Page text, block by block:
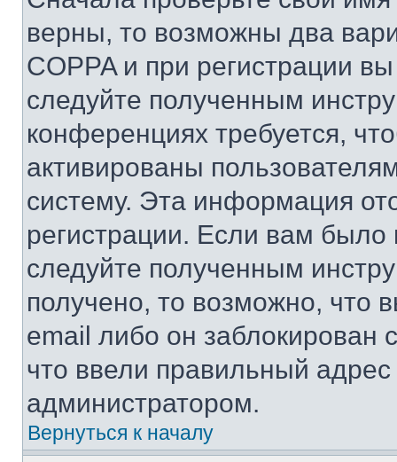
верны, то возможны два
COPPA и при регистрации
следуйте полученным
конференциях требуется,
активированы
систему. Эта информация
регистрации. Если вам
следуйте полученным
получено, то возможно, что
email либо он
что ввели правильный адрес
администратором.
Вернуться к началу